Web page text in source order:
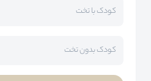
کودک با تخت
کودک بدون تخت